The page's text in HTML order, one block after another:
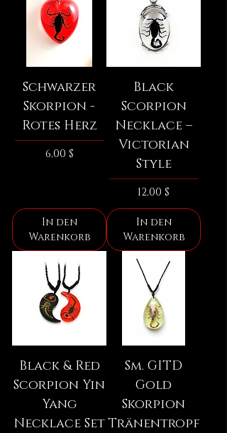
Schwarzer
Skorpion -
Rotes Herz
Preis
6,00 $
In den
Warenkorb
Black
Scorpion
Necklace –
Victorian
Style
Preis
12,00 $
In den
Warenkorb
Black & Red
Scorpion Yin
Yang
Necklace Set
Sm. GITD
Gold
Skorpion
Tränentropf